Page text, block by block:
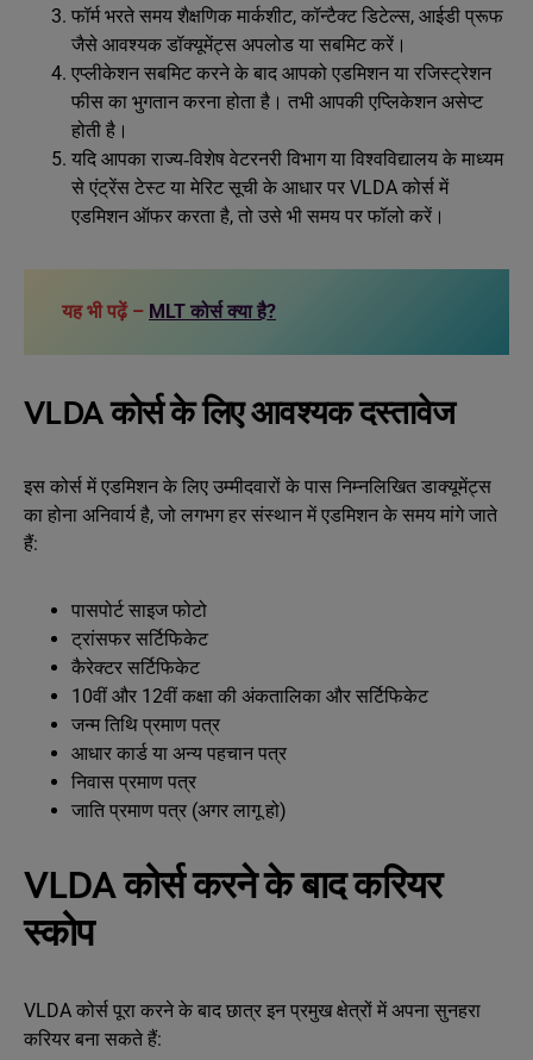
फॉर्म भरते समय शैक्षणिक मार्कशीट, कॉन्टैक्ट डिटेल्स, आईडी प्रूफ
जैसे आवश्यक डॉक्यूमेंट्स अपलोड या सबमिट करें।
एप्लीकेशन सबमिट करने के बाद आपको एडमिशन या रजिस्ट्रेशन
फीस का भुगतान करना होता है। तभी आपकी एप्लिकेशन असेप्ट
होती है।
यदि आपका राज्य‑विशेष वेटरनरी विभाग या विश्वविद्यालय के माध्यम
से एंट्रेंस टेस्ट या मेरिट सूची के आधार पर VLDA कोर्स में
एडमिशन ऑफर करता है, तो उसे भी समय पर फॉलो करें।
यह भी पढ़ें – MLT कोर्स क्या है?
VLDA कोर्स के लिए आवश्यक दस्तावेज
इस कोर्स में एडमिशन के लिए उम्मीदवारों के पास निम्नलिखित डाक्यूमेंट्स
का होना अनिवार्य है, जो लगभग हर संस्थान में एडमिशन के समय मांगे जाते
हैं:
पासपोर्ट साइज फोटो
ट्रांसफर सर्टिफिकेट
कैरेक्टर सर्टिफिकेट
10वीं और 12वीं कक्षा की अंकतालिका और सर्टिफिकेट
जन्म तिथि प्रमाण पत्र
आधार कार्ड या अन्य पहचान पत्र
निवास प्रमाण पत्र
जाति प्रमाण पत्र (अगर लागू हो)
VLDA कोर्स करने के बाद करियर
स्कोप
VLDA कोर्स पूरा करने के बाद छात्र इन प्रमुख क्षेत्रों में अपना सुनहरा
करियर बना सकते हैं: